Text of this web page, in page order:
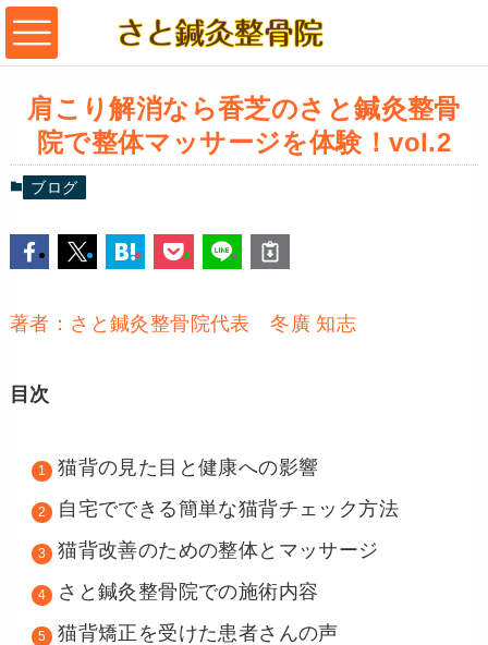
肩こり解消なら香芝のさと鍼灸整骨
院で整体マッサージを体験！vol.2
ブログ
著者：さと鍼灸整骨院代表 冬廣 知志
目次
猫背の見た目と健康への影響
自宅でできる簡単な猫背チェック方法
猫背改善のための整体とマッサージ
さと鍼灸整骨院での施術内容
猫背矯正を受けた患者さんの声